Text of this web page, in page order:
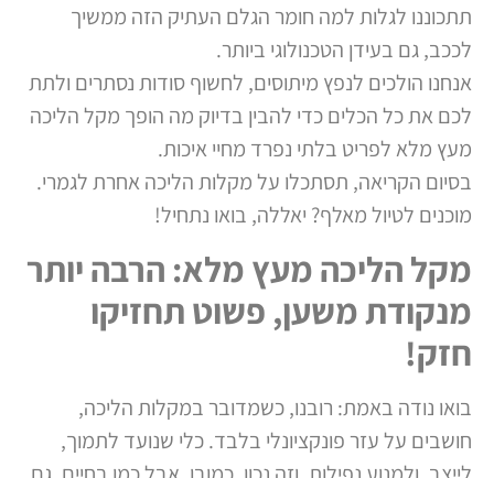
תתכוננו לגלות למה חומר הגלם העתיק הזה ממשיך
לככב, גם בעידן הטכנולוגי ביותר.
אנחנו הולכים לנפץ מיתוסים, לחשוף סודות נסתרים ולתת
לכם את כל הכלים כדי להבין בדיוק מה הופך מקל הליכה
מעץ מלא לפריט בלתי נפרד מחיי איכות.
בסיום הקריאה, תסתכלו על מקלות הליכה אחרת לגמרי.
מוכנים לטיול מאלף? יאללה, בואו נתחיל!
מקל הליכה מעץ מלא: הרבה יותר
מנקודת משען, פשוט תחזיקו
חזק!
בואו נודה באמת: רובנו, כשמדובר במקלות הליכה,
חושבים על עזר פונקציונלי בלבד. כלי שנועד לתמוך,